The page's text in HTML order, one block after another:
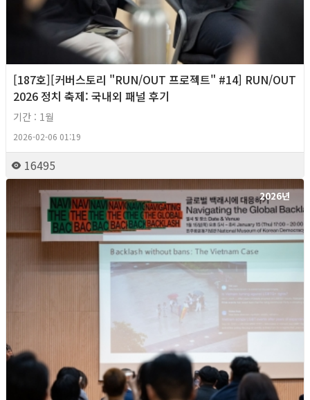
[187호][커버스토리 "RUN/OUT 프로젝트" #14] RUN/OUT
2026 정치 축제: 국내외 패널 후기
기간 : 1월
2026-02-06 01:19
16495
2026년